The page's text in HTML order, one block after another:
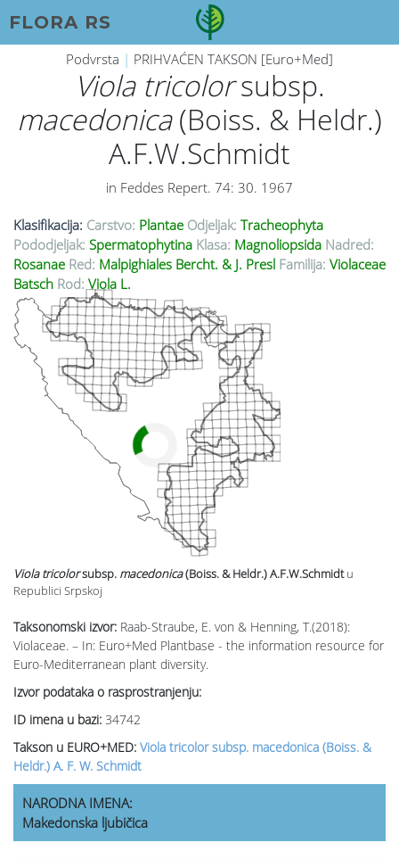
FLORA RS
Podvrsta | PRIHVAĆEN TAKSON [Euro+Med]
Viola tricolorsubsp.
macedonica(Boiss. & Heldr.)
A.F.W.Schmidt
in Feddes Repert. 74: 30. 1967
Klasifikacija: Carstvo: Plantae Odjeljak: Tracheophyta
Pododjeljak: Spermatophytina Klasa: Magnoliopsida Nadred:
Rosanae Red: Malpighiales Bercht. & J. Presl Familija: Violaceae
Batsch Rod: Viola L.
Taksonomski izvor: Raab-Straube, E. von & Henning, T.(2018):
Violaceae. – In: Euro+Med Plantbase - the information resource for
Euro-Mediterranean plant diversity.
Izvor podataka o rasprostranjenju:
ID imena u bazi: 34742
Takson u EURO+MED: Viola tricolor subsp. macedonica (Boiss. &
Heldr.) A. F. W. Schmidt
Viola tricolorsubsp. macedonica(Boiss. & Heldr.) A.F.W.Schmidt u
Republici Srpskoj
NARODNA IMENA:
Makedonska ljubičica